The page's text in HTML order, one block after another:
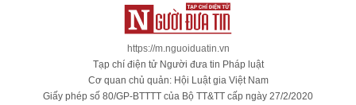
https://m.nguoiduatin.vn
Tạp chí điện tử Người đưa tin Pháp luật
Cơ quan chủ quản: Hội Luật gia Việt Nam
Giấy phép số 80/GP-BTTTT của Bộ TT&TT cấp ngày 27/2/2020